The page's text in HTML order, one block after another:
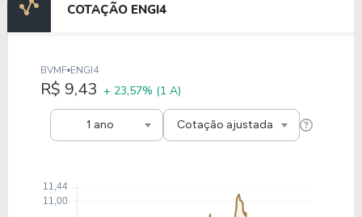
COTAÇÃO ENGI4
1 ano
BVMF ENGI4
R$ 9,43 + 23,57% (1 A)
Cotação ajustada